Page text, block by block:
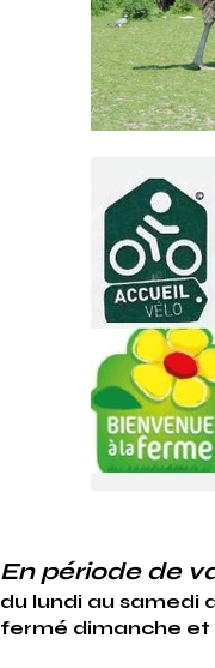
En période de
du lundi au samedi
fermé dimanche et